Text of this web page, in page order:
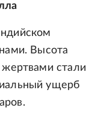
Высота
жертвами стали
ущерб